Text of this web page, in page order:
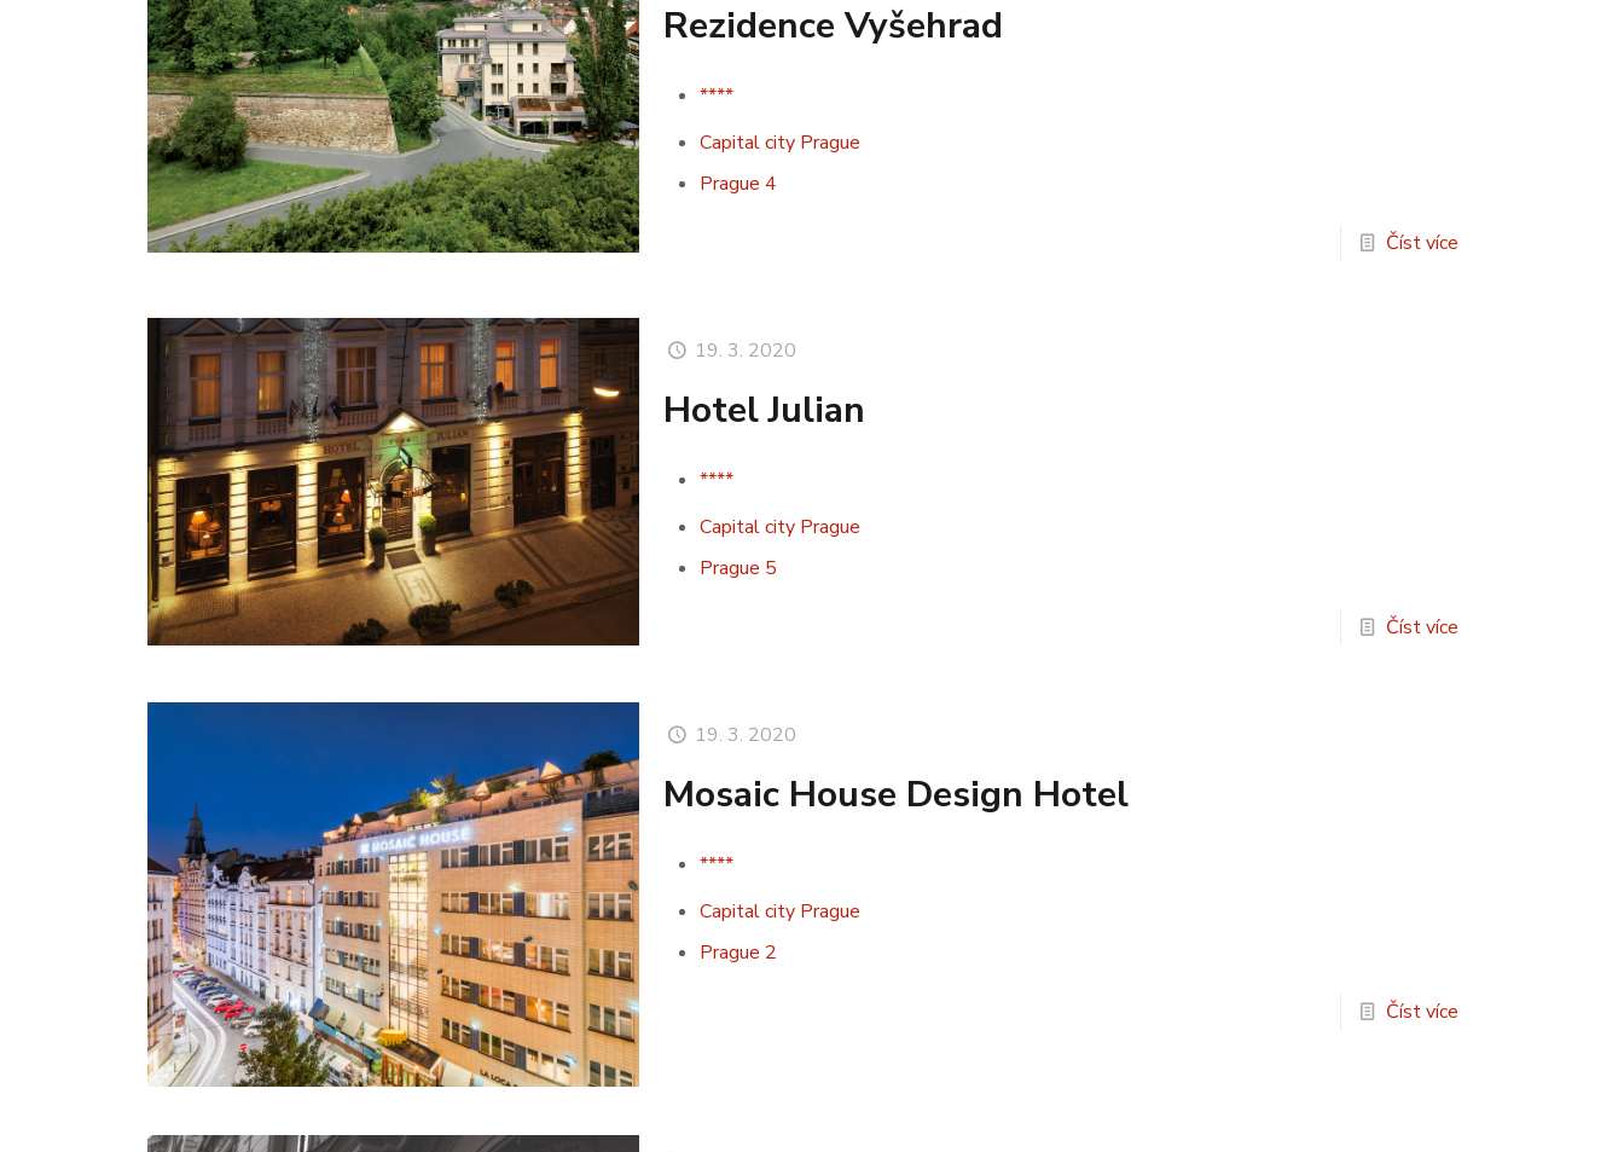
Rezidence Vyšehrad
****
Capital city Prague
Prague 4
Číst více
19. 3. 2020
Hotel Julian
****
Capital city Prague
Prague 5
Číst více
19. 3. 2020
Mosaic House Design Hotel
****
Capital city Prague
Prague 2
Číst více